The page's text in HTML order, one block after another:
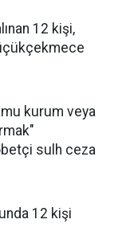
12 kişi,
kurum veya
sulh ceza
12 kişi